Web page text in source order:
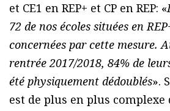
et CE1 en REP+ et CP en REP: «
72 de nos écoles situées en
concernées par cette mesure.
rentrée 2017/2018, 84% de
été physiquement dédoublés».
est de plus en plus